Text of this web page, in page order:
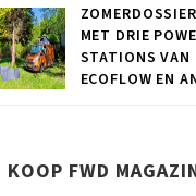
MET DRIE
STATIONS
ECOFLOW EN
KOOP FWD